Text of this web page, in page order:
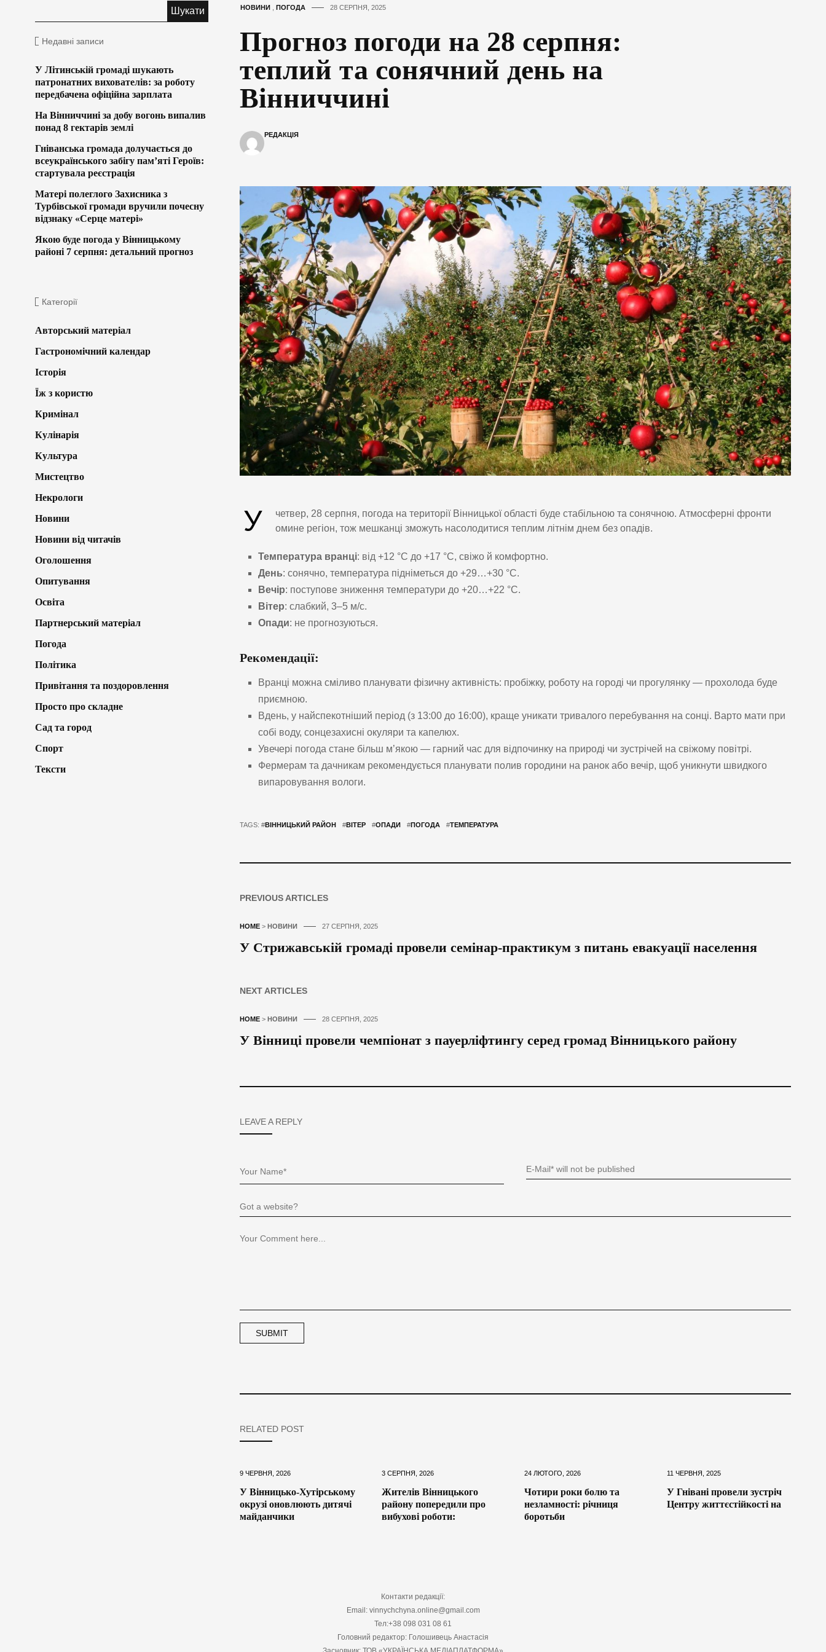
НОВИНИ, ПОГОДА 28 СЕРПНЯ, 2025
Прогноз погоди на 28 серпня:
теплий та сонячний день на
Вінниччині
РЕДАКЦІЯ
У
четвер, 28 серпня, погода на території Вінницької області буде стабільною та сонячною. Атмосферні фронти
омине регіон, тож мешканці зможуть насолодитися теплим літнім днем без опадів.
Температура вранці: від +12 °C до +17 °C, свіжо й комфортно.
День: сонячно, температура підніметься до +29…+30 °C.
Вечір: поступове зниження температури до +20…+22 °C.
Вітер: слабкий, 3–5 м/с.
Опади: не прогнозуються.
Рекомендації:
Вранці можна сміливо планувати фізичну активність: пробіжку, роботу на городі чи прогулянку — прохолода буде
приємною.
Вдень, у найспекотніший період (з 13:00 до 16:00), краще уникати тривалого перебування на сонці. Варто мати при
собі воду, сонцезахисні окуляри та капелюх.
Увечері погода стане більш м’якою — гарний час для відпочинку на природі чи зустрічей на свіжому повітрі.
Фермерам та дачникам рекомендується планувати полив городини на ранок або вечір, щоб уникнути швидкого
випаровування вологи.
TAGS: #ВІННИЦЬКИЙ РАЙОН #ВІТЕР #ОПАДИ #ПОГОДА #ТЕМПЕРАТУРА
PREVIOUS ARTICLES
HOME> НОВИНИ 27 СЕРПНЯ, 2025
У Стрижавській громаді провели семінар-практикум з питань евакуації населення
NEXT ARTICLES
HOME> НОВИНИ 28 СЕРПНЯ, 2025
У Вінниці провели чемпіонат з пауерліфтингу серед громад Вінницького району
LEAVE A REPLY
RELATED POST
9 ЧЕРВНЯ, 2026
У Вінницько-Хутірському
окрузі оновлюють дитячі
майданчики
3 СЕРПНЯ, 2026
Жителів Вінницького
району попередили про
вибухові роботи:
24 ЛЮТОГО, 2026
Чотири роки болю та
незламності: річниця
боротьби
11 ЧЕРВНЯ, 2025
У Гнівані провели зустріч
Центру життєстійкості на
Недавні записи
У Літинській громаді шукають
патронатних вихователів: за роботу
передбачена офіційна зарплата
На Вінниччині за добу вогонь випалив
понад 8 гектарів землі
Гніванська громада долучається до
всеукраїнського забігу пам’яті Героїв:
стартувала реєстрація
Матері полеглого Захисника з
Турбівської громади вручили почесну
відзнаку «Серце матері»
Якою буде погода у Вінницькому
районі 7 серпня: детальний прогноз
Категорії
Авторський матеріал
Гастрономічний календар
Історія
Їж з користю
Кримінал
Кулінарія
Культура
Мистецтво
Некрологи
Новини
Новини від читачів
Оголошення
Опитування
Освіта
Партнерський матеріал
Погода
Політика
Привітання та поздоровлення
Просто про складне
Сад та город
Спорт
Тексти
Контакти редакції:
Email: vinnychchyna.online@gmail.com
Тел:+38 098 031 08 61
Головний редактор: Голошивець Анастасія